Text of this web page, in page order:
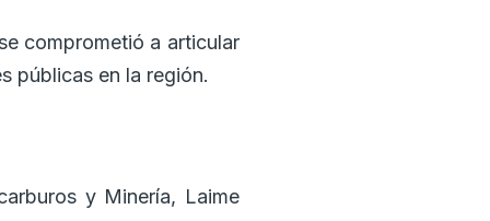
comprometió a articular
públicas en la región.
y Minería, Laime